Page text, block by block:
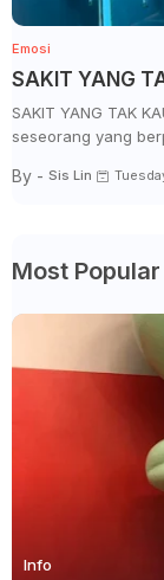
Emosi
SAKIT YANG
SAKIT YANG TAK
seseorang yang
By - Sis Lin
Most
Info